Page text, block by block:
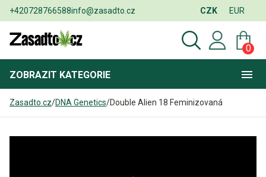
+420728766588info@zasadto.cz CZK EUR
0
ZOBRAZIT KATEGORIE
Zasadto.cz/DNA Genetics/Double Alien 18 Feminizovaná